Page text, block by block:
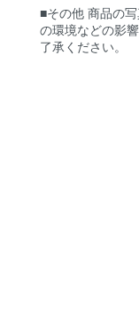
■その他 商品の
の環境などの影
了承ください。